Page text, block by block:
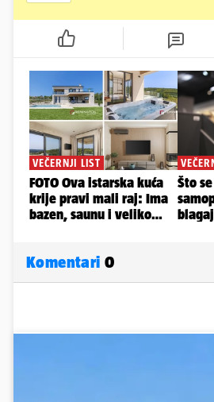
Komentari 0